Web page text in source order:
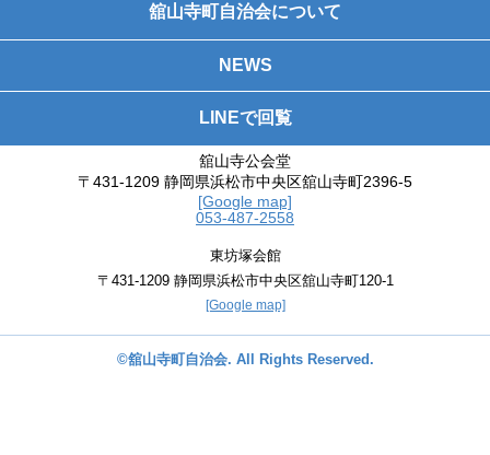
舘山寺町自治会について
NEWS
LINEで回覧
舘山寺公会堂
〒431-1209 静岡県浜松市中央区舘山寺町2396-5
[Google map]
053-487-2558
東坊塚会館
〒431-1209 静岡県浜松市中央区舘山寺町120-1
[Google map]
©舘山寺町自治会. All Rights Reserved.